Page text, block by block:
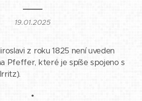
19.01.2025
z roku 1825 není uveden
Pfeffer, které je spíše spojeno s
•